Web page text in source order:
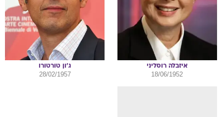
איזבלה רוסליני
18/06/1952
ג'ון טורטורו
28/02/1957